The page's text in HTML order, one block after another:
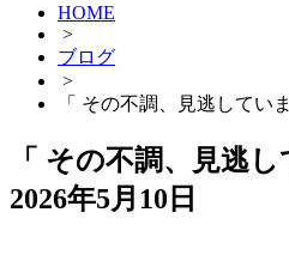
HOME
>
ブログ
>
「 その不調、見逃してい
「 その不調、見逃
2026年5月10日